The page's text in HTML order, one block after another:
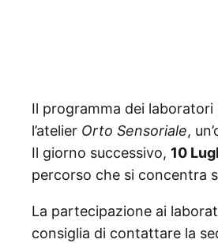
Il programma dei
l’atelier Orto Sensoriale,
Il giorno successivo, 10
percorso che si concentra
La partecipazione ai
consiglia di contattare la